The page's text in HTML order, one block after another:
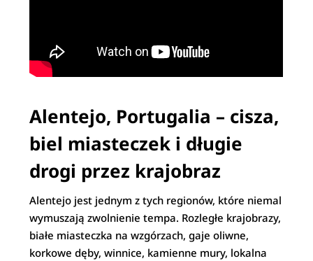
Alentejo, Portugalia – cisza,
biel miasteczek i długie
drogi przez krajobraz
Alentejo jest jednym z tych regionów, które niemal
wymuszają zwolnienie tempa. Rozległe krajobrazy,
białe miasteczka na wzgórzach, gaje oliwne,
korkowe dęby, winnice, kamienne mury, lokalna